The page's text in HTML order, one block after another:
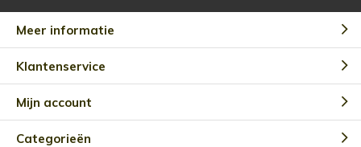
Meer informatie
Klantenservice
Mijn account
Categorieën